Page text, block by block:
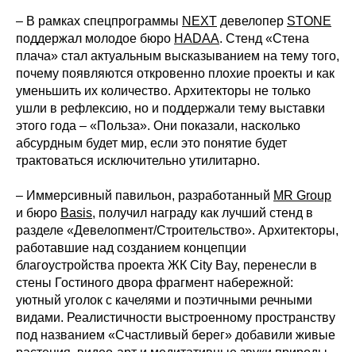
– В рамках спецпрограммы NEXT девелопер STONE
поддержал молодое бюро HADAA. Стенд «Стена
плача» стал актуальным высказыванием на тему того,
почему появляются откровенно плохие проекты и как
уменьшить их количество. Архитекторы не только
ушли в рефлексию, но и поддержали тему выставки
этого года – «Польза». Они показали, насколько
абсурдным будет мир, если это понятие будет
трактоваться исключительно утилитарно.
– Иммерсивный павильон, разработанный MR Group
и бюро Basis, получил награду как лучший стенд в
разделе «Девелопмент/Строительство». Архитекторы,
работавшие над созданием концепции
благоустройства проекта ЖК City Bay, перенесли в
стены Гостиного двора фрагмент набережной:
уютный уголок с качелями и поэтичными речными
видами. Реалистичности выстроенному пространству
под названием «Счастливый берег» добавили живые